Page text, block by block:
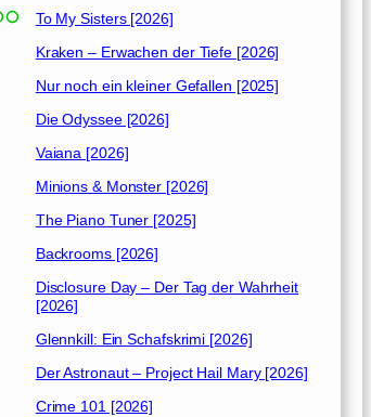
To My Sisters [2026]
Kraken – Erwachen der Tiefe [2026]
Nur noch ein kleiner Gefallen [2025]
Die Odyssee [2026]
Vaiana [2026]
Minions & Monster [2026]
The Piano Tuner [2025]
Backrooms [2026]
Disclosure Day – Der Tag der Wahrheit
[2026]
Glennkill: Ein Schafskrimi [2026]
Der Astronaut – Project Hail Mary [2026]
Crime 101 [2026]